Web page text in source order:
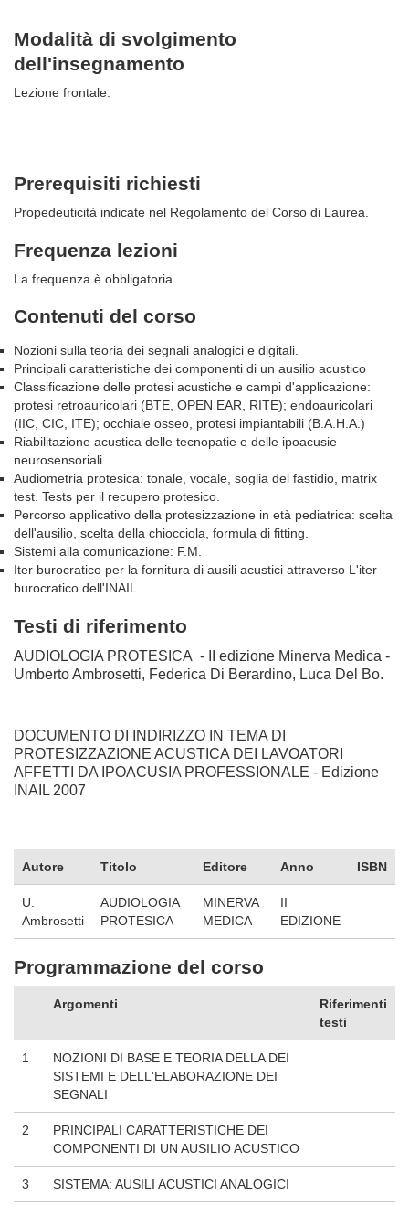
Modalità di svolgimento
dell'insegnamento
Lezione frontale.
Prerequisiti richiesti
Propedeuticità indicate nel Regolamento del Corso di Laurea.
Frequenza lezioni
La frequenza è obbligatoria.
Contenuti del corso
Nozioni sulla teoria dei segnali analogici e digitali.
Principali caratteristiche dei componenti di un ausilio acustico
Classificazione delle protesi acustiche e campi d'applicazione:
protesi retroauricolari (BTE, OPEN EAR, RITE); endoauricolari
(IIC, CIC, ITE); occhiale osseo, protesi impiantabili (B.A.H.A.)
Riabilitazione acustica delle tecnopatie e delle ipoacusie
neurosensoriali.
Audiometria protesica: tonale, vocale, soglia del fastidio, matrix
test. Tests per il recupero protesico.
Percorso applicativo della protesizzazione in età pediatrica: scelta
dell'ausilio, scelta della chiocciola, formula di fitting.
Sistemi alla comunicazione: F.M.
Iter burocratico per la fornitura di ausili acustici attraverso L'iter
burocratico dell'INAIL.
Testi di riferimento
AUDIOLOGIA PROTESICA - II edizione Minerva Medica -
Umberto Ambrosetti, Federica Di Berardino, Luca Del Bo.
DOCUMENTO DI INDIRIZZO IN TEMA DI
PROTESIZZAZIONE ACUSTICA DEI LAVOATORI
AFFETTI DA IPOACUSIA PROFESSIONALE - Edizione
INAIL 2007
Autore Titolo Editore Anno ISBN
U.
Ambrosetti
AUDIOLOGIA
PROTESICA
MINERVA
MEDICA
II
EDIZIONE
Programmazione del corso
Argomenti
Riferimenti
testi
1
NOZIONI DI BASE E TEORIA DELLA DEI
SISTEMI E DELL'ELABORAZIONE DEI
SEGNALI
2
PRINCIPALI CARATTERISTICHE DEI
COMPONENTI DI UN AUSILIO ACUSTICO
3 SISTEMA: AUSILI ACUSTICI ANALOGICI